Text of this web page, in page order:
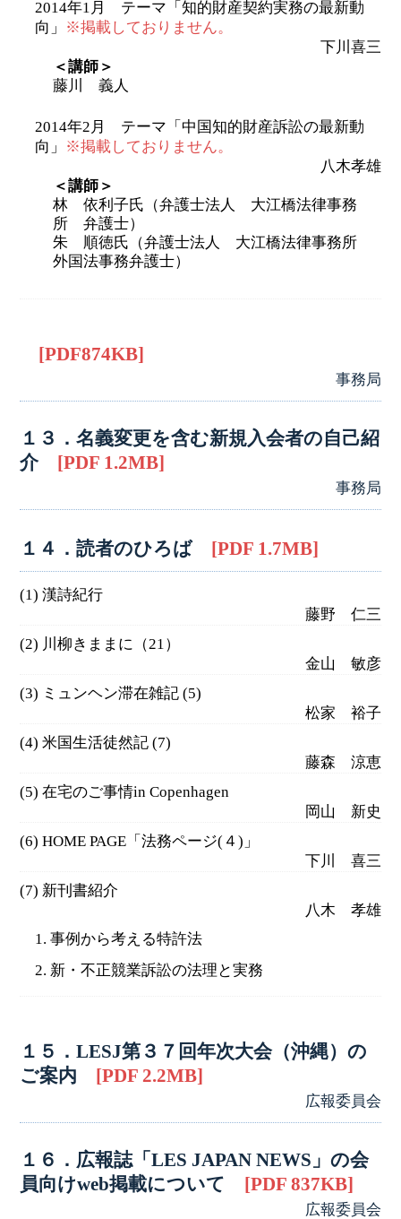
2014年1月 テーマ「知的財産契約実務の最新動
向」 ※掲載しておりません。
下川喜三
＜講師＞
藤川 義人
2014年2月 テーマ「中国知的財産訴訟の最新動
向」 ※掲載しておりません。
八木孝雄
＜講師＞
林 依利子氏（弁護士法人 大江橋法律事務
所 弁護士）
朱 順徳氏（弁護士法人 大江橋法律事務所
外国法事務弁護士）
[PDF874KB]
事務局
１３．名義変更を含む新規入会者の自己紹
介 [PDF 1.2MB]
事務局
１４．読者のひろば[PDF 1.7MB]
(1) 漢詩紀行
藤野 仁三
(2) 川柳きままに（21）
金山 敏彦
(3) ミュンヘン滞在雑記 (5)
松家 裕子
(4) 米国生活徒然記 (7)
藤森 涼恵
(5) 在宅のご事情in Copenhagen
岡山 新史
(6) HOME PAGE「法務ページ(４)」
下川 喜三
(7) 新刊書紹介
八木 孝雄
1. 事例から考える特許法
2. 新・不正競業訴訟の法理と実務
１５．LESJ第３７回年次大会（沖縄）の
ご案内 [PDF 2.2MB]
広報委員会
１６．広報誌「LES JAPAN NEWS」の会
員向けweb掲載について
[PDF 837KB]
広報委員会